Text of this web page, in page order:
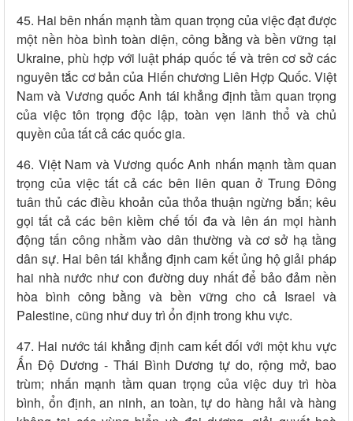
45. Hai bên nhấn mạnh tầm quan trọng của việc đạt được
một nền hòa bình toàn diện, công bằng và bền vững tại
Ukraine, phù hợp với luật pháp quốc tế và trên cơ sở các
nguyên tắc cơ bản của Hiến chương Liên Hợp Quốc. Việt
Nam và Vương quốc Anh tái khẳng định tầm quan trọng
của việc tôn trọng độc lập, toàn vẹn lãnh thổ và chủ
quyền của tất cả các quốc gia.
46. Việt Nam và Vương quốc Anh nhấn mạnh tầm quan
trọng của việc tất cả các bên liên quan ở Trung Đông
tuân thủ các điều khoản của thỏa thuận ngừng bắn; kêu
gọi tất cả các bên kiềm chế tối đa và lên án mọi hành
động tấn công nhằm vào dân thường và cơ sở hạ tầng
dân sự. Hai bên tái khẳng định cam kết ủng hộ giải pháp
hai nhà nước như con đường duy nhất để bảo đảm nền
hòa bình công bằng và bền vững cho cả Israel và
Palestine, cũng như duy trì ổn định trong khu vực.
47. Hai nước tái khẳng định cam kết đối với một khu vực
Ấn Độ Dương - Thái Bình Dương tự do, rộng mở, bao
trùm; nhấn mạnh tầm quan trọng của việc duy trì hòa
bình, ổn định, an ninh, an toàn, tự do hàng hải và hàng